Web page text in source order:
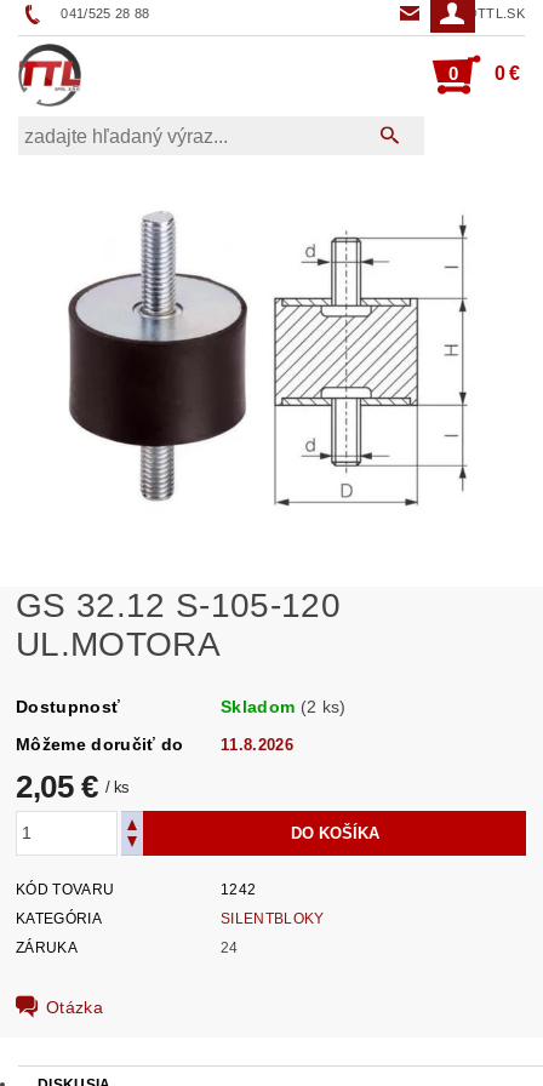
041/525 28 88 TTL@TTL.SK
0 0 €
GS 32.12 S-105-120
UL.MOTORA
Dostupnosť Skladom (2 ks)
Môžeme doručiť do
11.8.2026
2,05 € / ks
KÓD TOVARU
1242
KATEGÓRIA
SILENTBLOKY
ZÁRUKA
24
Otázka